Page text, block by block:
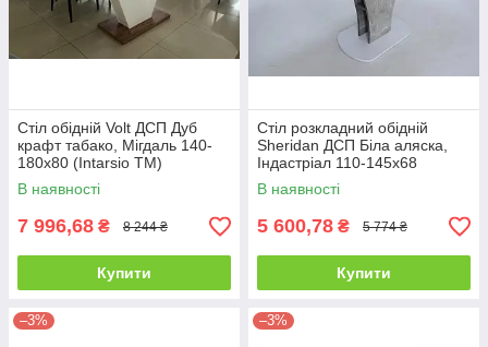
Стіл обідній Volt ДСП Дуб
крафт табако, Мігдаль 140-
180х80 (Intarsio TM)
В наявності
7 996,68 ₴ 8 244 ₴
Купити
Стіл розкладний обідній
Sheridan ДСП Біла аляска,
Індастріал 110-145х68
(Intarsio TM)
В наявності
5 600,78 ₴ 5 774 ₴
Купити
–3% –3%